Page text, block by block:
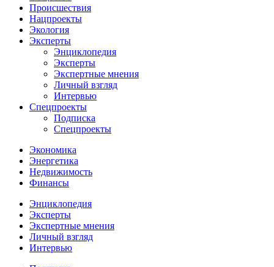
Происшествия
Нацпроекты
Экология
Эксперты
Энциклопедия
Эксперты
Экспертные мнения
Личный взгляд
Интервью
Спецпроекты
Подписка
Спецпроекты
Экономика
Энергетика
Недвижимость
Финансы
Энциклопедия
Эксперты
Экспертные мнения
Личный взгляд
Интервью